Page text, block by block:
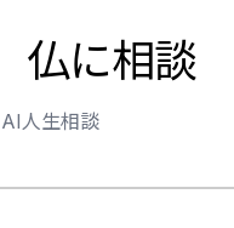
仏に相談
人生相談